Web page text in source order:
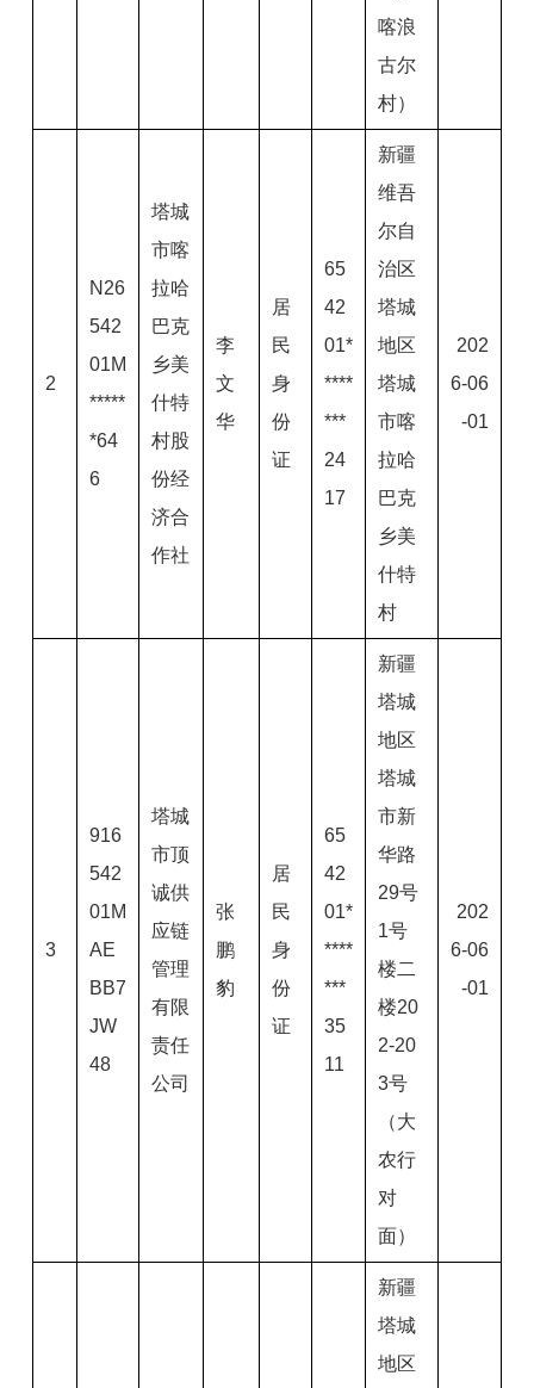
喀浪
古尔
村）
2
N26
542
01M
*****
*64
6
塔城
市喀
拉哈
巴克
乡美
什特
村股
份经
济合
作社
李
文
华
居
民
身
份
证
65
42
01*
****
***
24
17
新疆
维吾
尔自
治区
塔城
地区
塔城
市喀
拉哈
巴克
乡美
什特
村
202
6-06
-01
3
916
542
01M
AE
BB7
JW
48
塔城
市顶
诚供
应链
管理
有限
责任
公司
张
鹏
豹
居
民
身
份
证
65
42
01*
****
***
35
11
新疆
塔城
地区
塔城
市新
华路
29号
1号
楼二
楼20
2-20
3号
（大
农行
对
面）
202
6-06
-01
新疆
塔城
地区